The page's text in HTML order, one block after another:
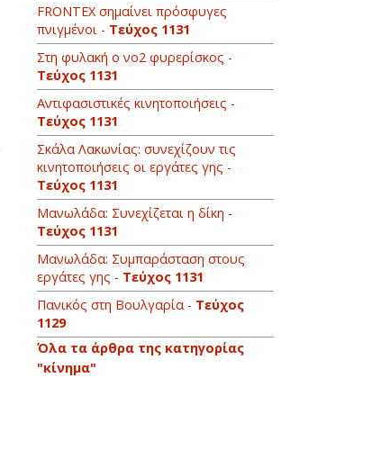
FRONTEX σημαίνει πρόσφυγες
πνιγμένοι - Τεύχος 1131
Στη φυλακή ο νο2 φυρερίσκος -
Τεύχος 1131
Αντιφασιστικές κινητοποιήσεις -
Τεύχος 1131
Σκάλα Λακωνίας: συνεχίζουν τις
κινητοποιήσεις οι εργάτες γης -
Τεύχος 1131
Μανωλάδα: Συνεχίζεται η δίκη -
Τεύχος 1131
Μανωλάδα: Συμπαράσταση στους
εργάτες γης - Τεύχος 1131
Πανικός στη Βουλγαρία - Τεύχος
1129
Όλα τα άρθρα της κατηγορίας
"κίνημα"